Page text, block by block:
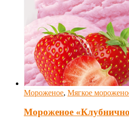
Мороженое, Мягкое
Мороженое